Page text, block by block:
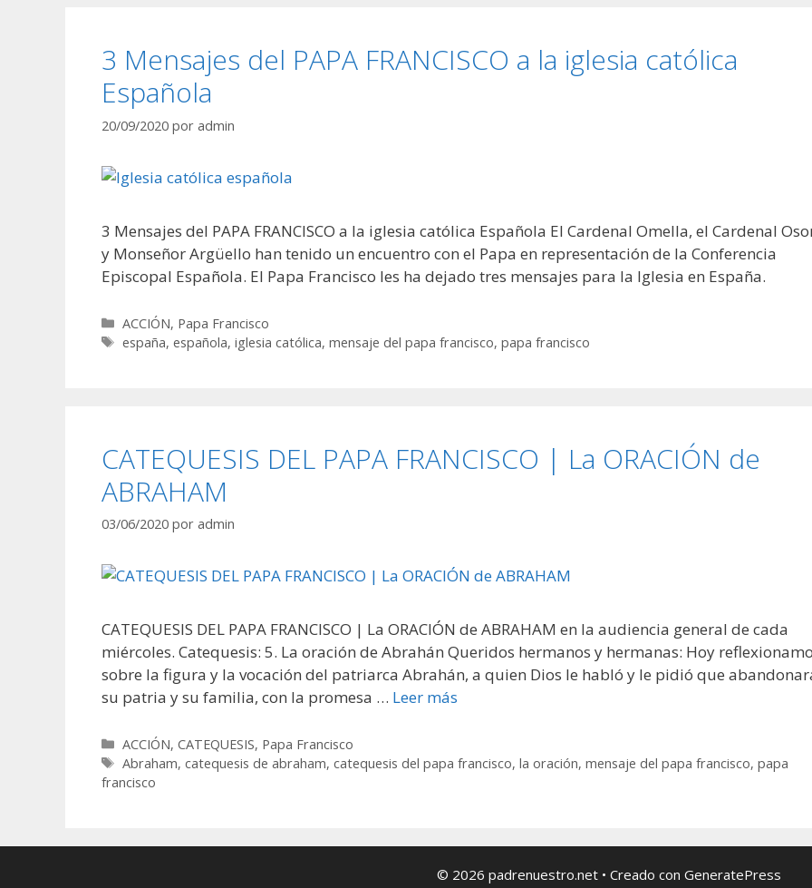
3 Mensajes del PAPA FRANCISCO a la iglesia católica
Española
20/09/2020 por admin
3 Mensajes del PAPA FRANCISCO a la iglesia católica Española El Cardenal Omella, el Cardenal
y Monseñor Argüello han tenido un encuentro con el Papa en representación de la Conferencia
Episcopal Española. El Papa Francisco les ha dejado tres mensajes para la Iglesia en España.
Categorías
ACCIÓN, Papa Francisco
Etiquetas
españa,española,iglesia católica,mensaje del papa francisco,papa francisco
CATEQUESIS DEL PAPA FRANCISCO | La ORACIÓN de
ABRAHAM
03/06/2020 por admin
CATEQUESIS DEL PAPA FRANCISCO | La ORACIÓN de ABRAHAM en la audiencia general de cada
miércoles. Catequesis: 5. La oración de Abrahán Queridos hermanos y hermanas: Hoy
sobre la figura y la vocación del patriarca Abrahán, a quien Dios le habló y le pidió que
su patria y su familia, con la promesa … Leer más
Categorías
ACCIÓN,CATEQUESIS, Papa Francisco
Etiquetas
Abraham,catequesis de abraham,catequesis del papa francisco,la oración,mensaje del papa francisco,papa
francisco
© 2026 padrenuestro.net • Creado con GeneratePress